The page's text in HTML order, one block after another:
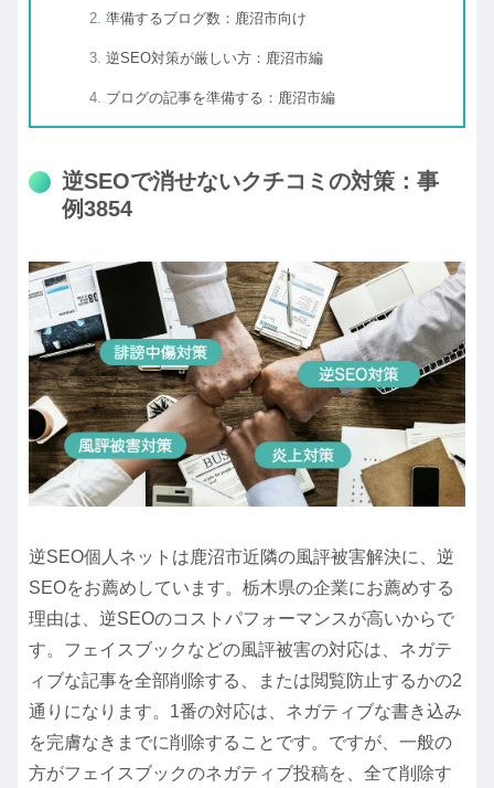
準備するブログ数：鹿沼市向け
逆SEO対策が厳しい方：鹿沼市編
ブログの記事を準備する：鹿沼市編
逆SEOで消せないクチコミの対策：事
例3854
逆SEO個人ネットは鹿沼市近隣の風評被害解決に、逆
SEOをお薦めしています。栃木県の企業にお薦めする
理由は、逆SEOのコストパフォーマンスが高いからで
す。フェイスブックなどの風評被害の対応は、ネガテ
ィブな記事を全部削除する、または閲覧防止するかの2
通りになります。1番の対応は、ネガティブな書き込み
を完膚なきまでに削除することです。ですが、一般の
方がフェイスブックのネガティブ投稿を、全て削除す